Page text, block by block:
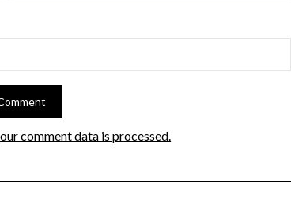
comment data is processed.